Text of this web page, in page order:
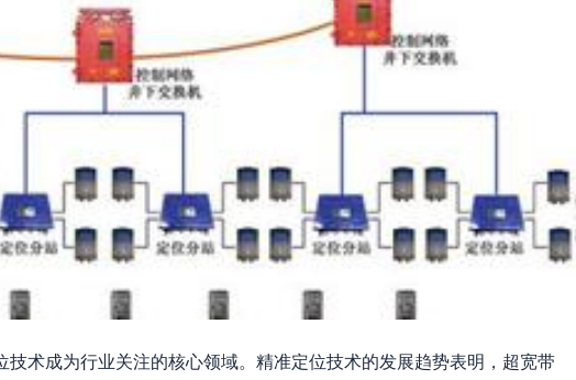
术成为行业关注的核心领域。精准定位技术的发展趋势表明，超宽带